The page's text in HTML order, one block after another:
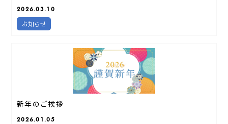
2026.03.10
お知らせ
新年のご挨拶
2026.01.05